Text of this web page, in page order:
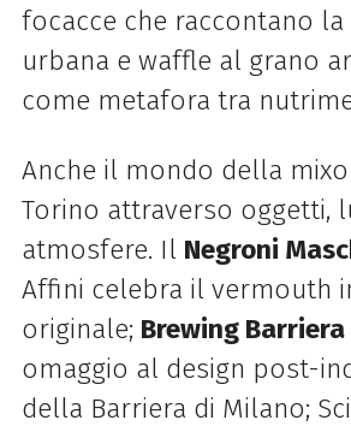
focacce che raccontano la
urbana e waffle al grano
come metafora tra
Anche il mondo della
Torino attraverso oggetti,
atmosfere. Il Negroni
Affini celebra il vermouth
originale; Brewing Barriera
omaggio al design post-
della Barriera di Milano;